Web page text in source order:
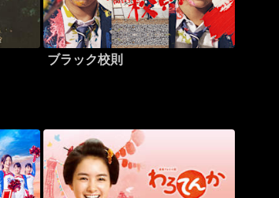
ブラック校則